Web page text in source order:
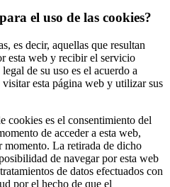
el uso de las cookies?
es decir, aquellas que resultan
esta web y recibir el servicio
de su uso es el acuerdo a
esta página web y utilizar sus
cookies es el consentimiento del
de acceder a esta web,
La retirada de dicho
de navegar por esta web
de datos efectuados con
por el hecho de que el